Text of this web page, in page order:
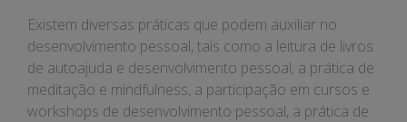
Existem diversas práticas que podem auxiliar no
desenvolvimento pessoal, tais como a leitura de livros
de autoajuda e desenvolvimento pessoal, a prática de
meditação e mindfulness, a participação em cursos e
workshops de desenvolvimento pessoal, a prática de